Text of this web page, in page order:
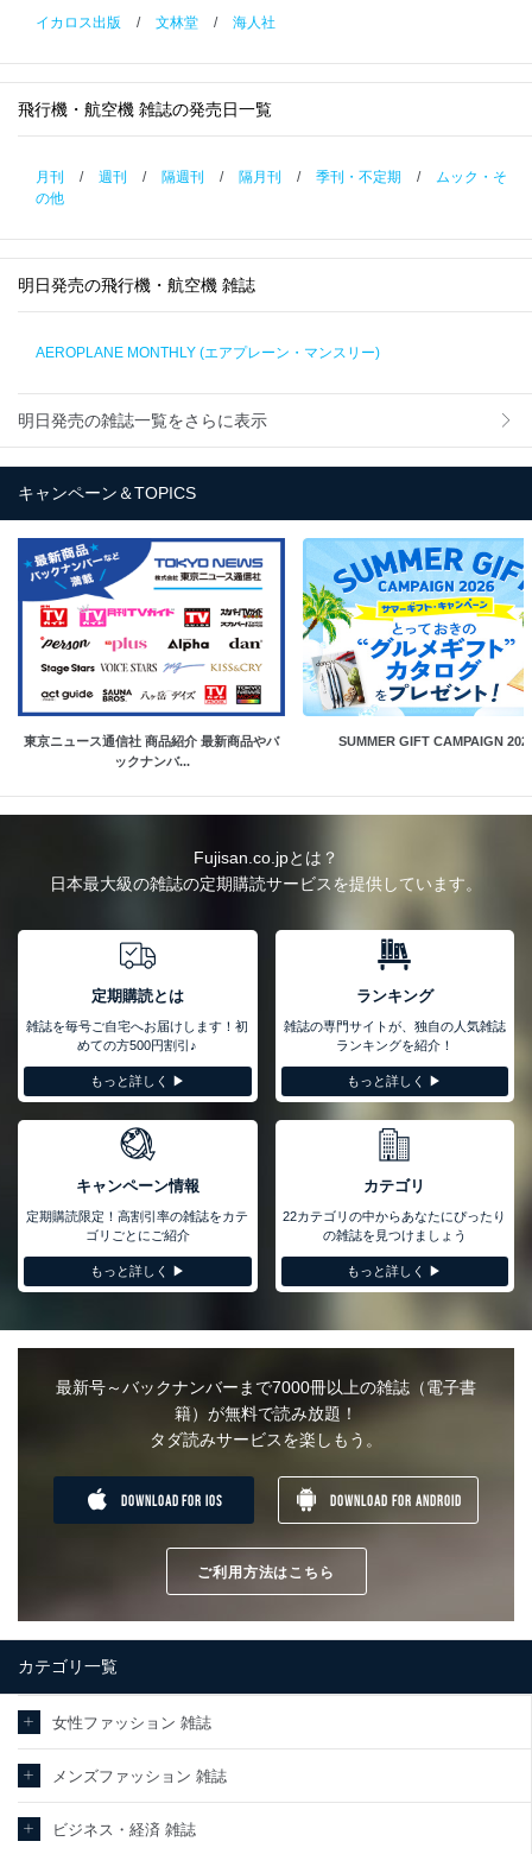
イカロス出版 / 文林堂 / 海人社
飛行機・航空機 雑誌の発売日一覧
月刊 / 週刊 / 隔週刊 / 隔月刊 / 季刊・不定期 /
ムック・そ
の他
明日発売の飛行機・航空機 雑誌
AEROPLANE MONTHLY (エアプレーン・マンスリー)
明日発売の雑誌一覧をさらに表示
キャンペーン＆TOPICS
東京ニュース通信社 商品紹介 最新商品やバ
ックナンバ...
SUMMER GIFT CAMPAIGN
Fujisan.co.jpとは？
日本最大級の雑誌の定期購読サービスを提供しています。
定期購読とは
雑誌を毎号ご自宅へお届けします！初
めての方500円割引♪
もっと詳しく ▶︎
ランキング
雑誌の専門サイトが、独自の人気雑誌
ランキングを紹介！
もっと詳しく ▶︎
キャンペーン情報
定期購読限定！高割引率の雑誌をカテ
ゴリごとにご紹介
もっと詳しく ▶︎
カテゴリ
22カテゴリの中からあなたにぴったり
の雑誌を見つけましょう
もっと詳しく ▶︎
最新号～バックナンバーまで7000冊以上の雑誌（電子書
籍）が無料で読み放題！
タダ読みサービスを楽しもう。
DOWNLOAD FOR IOS DOWNLOAD FOR ANDROID
ご利用方法はこちら
カテゴリ一覧
女性ファッション 雑誌
メンズファッション 雑誌
ビジネス・経済 雑誌